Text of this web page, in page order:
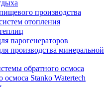
производства
отопления
парогенераторов
производства минеральной
обратного осмоса
Stanko Watertech